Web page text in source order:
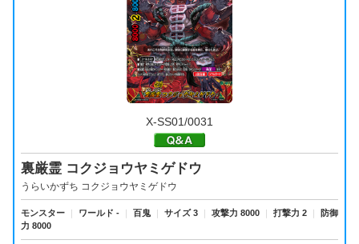
X-SS01/0031
裏厳霊 コクジョウヤミゲドウ
うらいかずち コクジョウヤミゲドウ
モンスター ワールド - 百鬼 サイズ 3 攻撃力 8000 打撃力 2
防御
力 8000